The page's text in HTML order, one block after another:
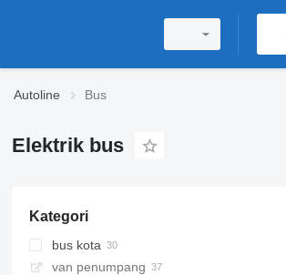
Autoline Bus
Elektrik bus
Kategori
bus kota
van penumpang